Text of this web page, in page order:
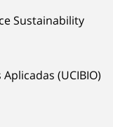
Sustainability
(UCIBIO)